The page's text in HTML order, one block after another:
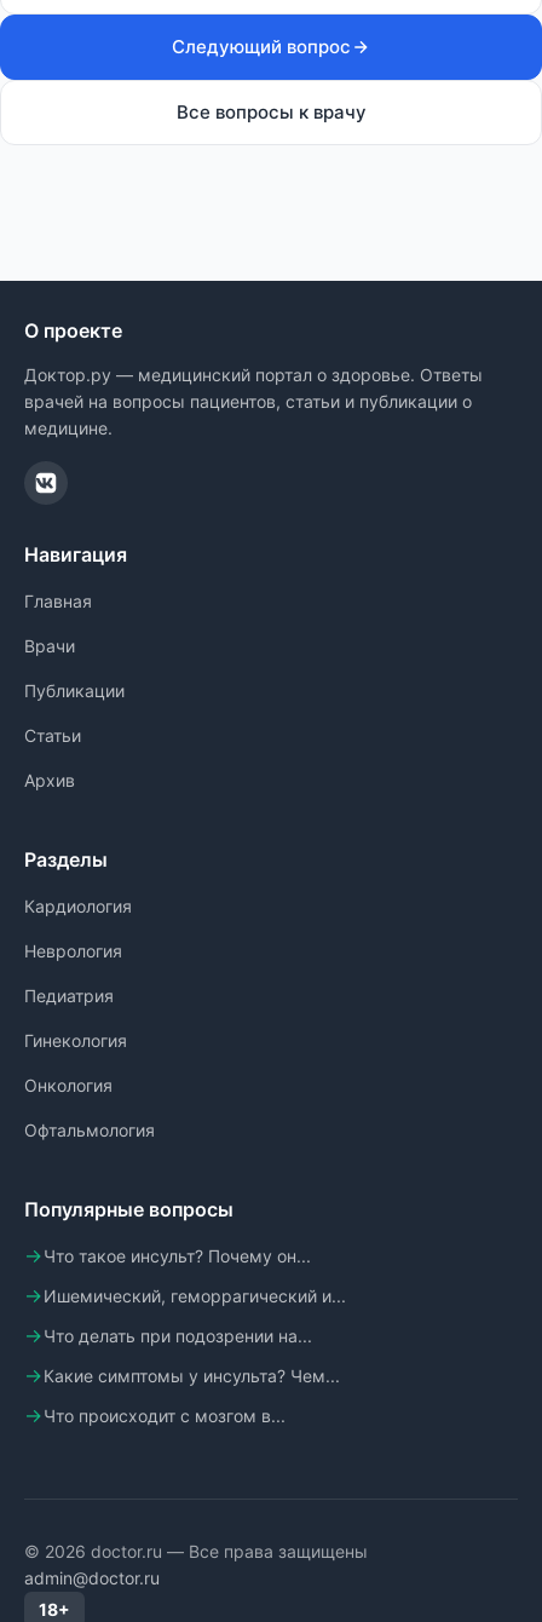
Следующий вопрос
Все вопросы к врачу
О проекте
Доктор.ру — медицинский портал о здоровье. Ответы
врачей на вопросы пациентов, статьи и публикации о
медицине.
Навигация
Главная
Врачи
Публикации
Статьи
Архив
Разделы
Кардиология
Неврология
Педиатрия
Гинекология
Онкология
Офтальмология
Популярные вопросы
Что такое инсульт? Почему он...
Ишемический, геморрагический и...
Что делать при подозрении на...
Какие симптомы у инсульта? Чем...
Что происходит с мозгом в...
© 2026 doctor.ru — Все права защищены
admin@doctor.ru
18+